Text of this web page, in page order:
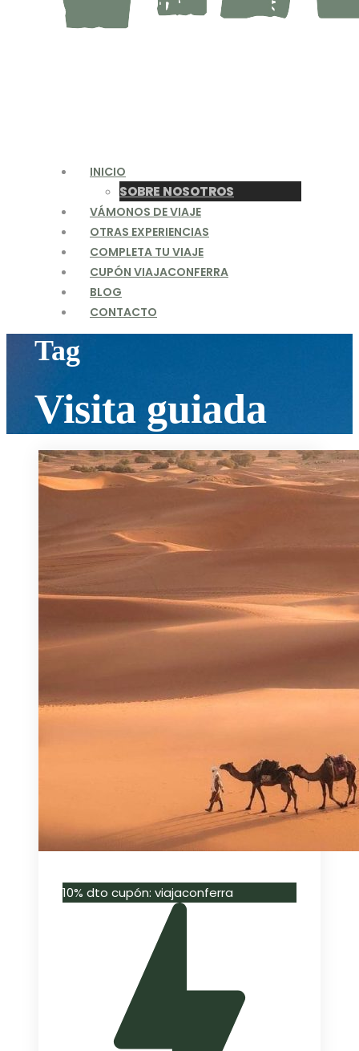
INICIO
SOBRE NOSOTROS
VÁMONOS DE VIAJE
OTRAS EXPERIENCIAS
COMPLETA TU VIAJE
CUPÓN VIAJACONFERRA
BLOG
CONTACTO
Tag
Visita guiada
10% dto cupón: viajaconferra